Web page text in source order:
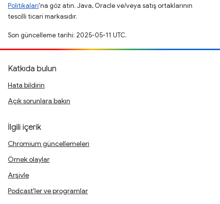
Politikaları'na göz atın. Java, Oracle ve/veya satış ortaklarının
tescilli ticari markasıdır.
Son güncelleme tarihi: 2025-05-11 UTC.
Katkıda bulun
Hata bildirin
Açık sorunlara bakın
İlgili içerik
Chromium güncellemeleri
Örnek olaylar
Arşivle
Podcast'ler ve programlar